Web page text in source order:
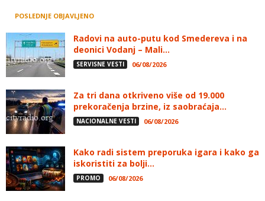
POSLEDNJE OBJAVLJENO
Radovi na auto-putu kod Smedereva i na
deonici Vodanj – Mali...
SERVISNE VESTI 06/08/2026
Za tri dana otkriveno više od 19.000
prekoračenja brzine, iz saobraćaja...
NACIONALNE VESTI 06/08/2026
Kako radi sistem preporuka igara i kako ga
iskoristiti za bolji...
PROMO 06/08/2026